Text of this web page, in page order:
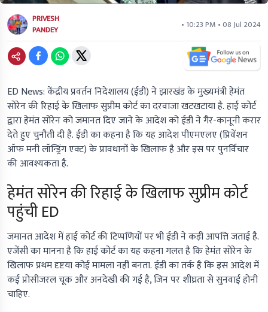
PRIVESH
PANDEY
• 10:23 PM • 08 Jul 2024
ED News: केंद्रीय प्रवर्तन निदेशालय (ईडी) ने झारखंड के मुख्यमंत्री हेमंत
सोरेन की रिहाई के खिलाफ सुप्रीम कोर्ट का दरवाजा खटखटाया है. हाई कोर्ट
द्वारा हेमंत सोरेन को जमानत दिए जाने के आदेश को ईडी ने गैर-कानूनी करार
देते हुए चुनौती दी है. ईडी का कहना है कि यह आदेश पीएमएलए (प्रिवेंशन
ऑफ मनी लॉन्ड्रिंग एक्ट) के प्रावधानों के खिलाफ है और इस पर पुनर्विचार
की आवश्यकता है.
हेमंत सोरेन की रिहाई के खिलाफ सुप्रीम कोर्ट
पहुंची ED
जमानत आदेश में हाई कोर्ट की टिप्पणियों पर भी ईडी ने कड़ी आपत्ति जताई है.
एजेंसी का मानना है कि हाई कोर्ट का यह कहना गलत है कि हेमंत सोरेन के
खिलाफ प्रथम दृष्टया कोई मामला नहीं बनता. ईडी का तर्क है कि इस आदेश में
कई प्रोसीजरल चूक और अनदेखी की गई है, जिन पर शीघ्रता से सुनवाई होनी
चाहिए.